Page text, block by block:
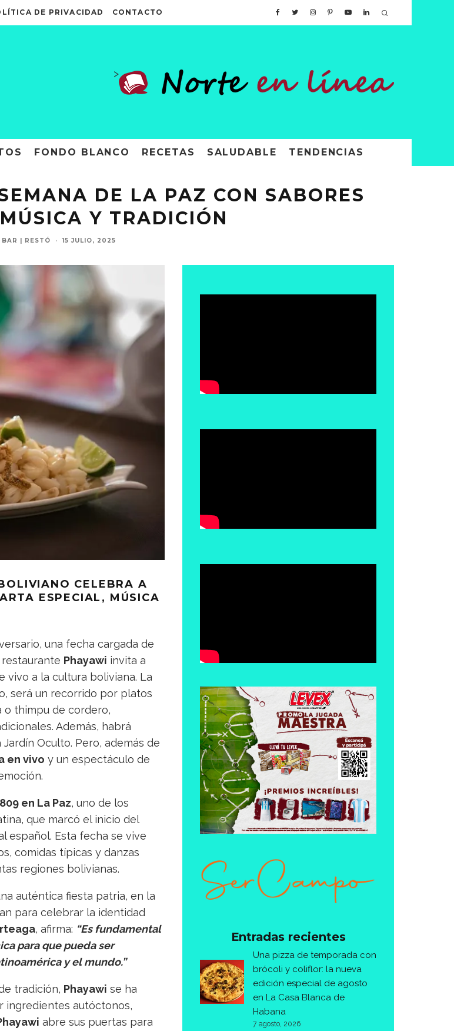
DE PRIVACIDAD CONTACTO
>
FONDO BLANCO RECETAS SALUDABLE TENDENCIAS
DE LA PAZ CON SABORES
Y TRADICIÓN
BAR | RESTÓ · 15 JULIO, 2025
CELEBRA A
ESPECIAL, MÚSICA
una fecha cargada de
Phayawi invita a
vivo a la cultura boliviana. La
será un recorrido por platos
o thimpu de cordero,
Además, habrá
Oculto. Pero, además de
en vivo y un espectáculo de
en La Paz, uno de los
que marcó el inicio del
español. Esta fecha se vive
comidas típicas y danzas
regiones bolivianas.
auténtica fiesta patria, en la
para celebrar la identidad
, afirma: “Es fundamental
para que pueda ser
y el mundo.”
tradición, Phayawi se ha
ingredientes autóctonos,
abre sus puertas para
Entradas recientes
Una pizza de temporada con
brócoli y coliflor: la nueva
edición especial de agosto
en La Casa Blanca de
Habana
7 agosto, 2026